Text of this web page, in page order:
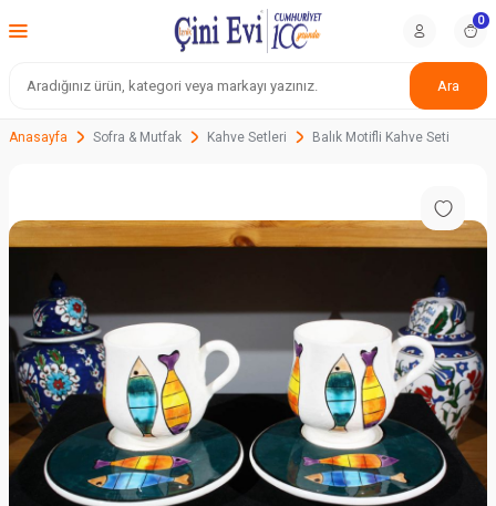
Ara
0
Anasayfa Sofra & Mutfak Kahve Setleri Balık Motifli Kahve Seti